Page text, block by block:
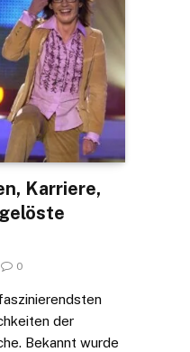
Karriere,
0
der
Bekannt wurde